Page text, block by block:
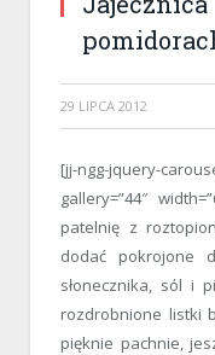
29 LIPCA 2012
[jj-ngg-jquery-
gallery=”44″
patelnię z
dodać pokrojone
słonecznika, sól i
rozdrobnione listki
pięknie pachnie,